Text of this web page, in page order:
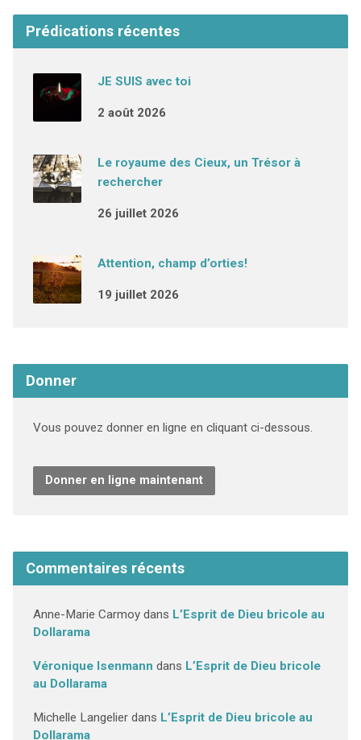
Prédications récentes
JE SUIS avec toi
2 août 2026
Le royaume des Cieux, un Trésor à
rechercher
26 juillet 2026
Attention, champ d’orties!
19 juillet 2026
Donner
Vous pouvez donner en ligne en cliquant ci-dessous.
Donner en ligne maintenant
Commentaires récents
Anne-Marie Carmoydans L’Esprit de Dieu bricole au
Dollarama
Véronique Isenmann dans L’Esprit de Dieu bricole
au Dollarama
Michelle Langelierdans L’Esprit de Dieu bricole au
Dollarama